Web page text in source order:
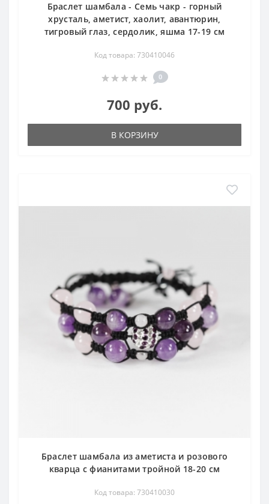
Браслет шамбала - Семь чакр - горный
хрусталь, аметист, хаолит, авантюрин,
тигровый глаз, сердолик, яшма 17-19 см
Код товара: 730410046
0
700 руб.
В КОРЗИНУ
Браслет шамбала из аметиста и розового
кварца с фианитами тройной 18-20 см
Код товара: 730410030